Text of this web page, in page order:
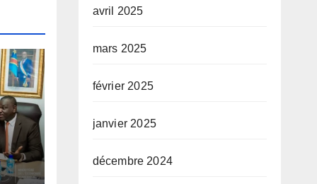
avril 2025
mars 2025
février 2025
janvier 2025
décembre 2024